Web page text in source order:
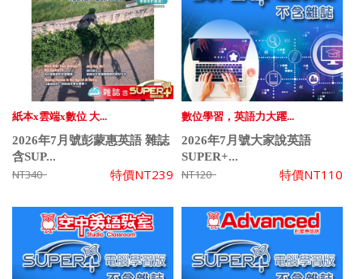
紙本x雲端x數位 大...
2026年7月號彭蒙惠英語 雜誌
含SUP...
NT340 特價NT239
數位學習，英語力大躍...
2026年7月號大家說英語
SUPER+...
NT120 特價NT110